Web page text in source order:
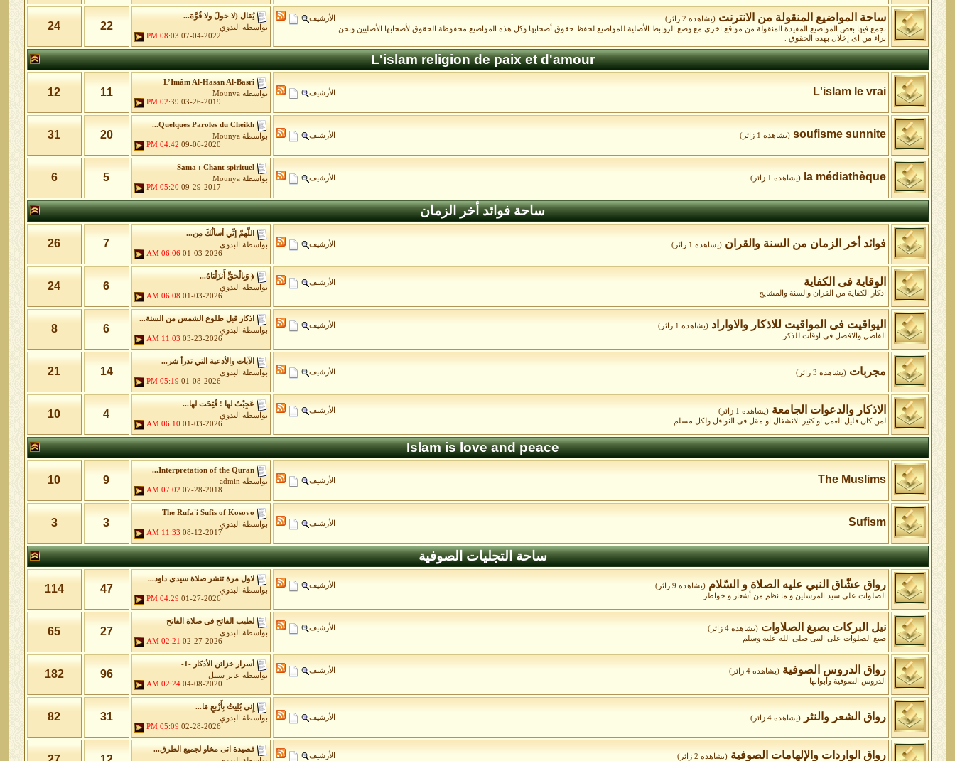
الأرشيف ساحة المواضيع المنقولة من الانترنت (يشاهده 2 زائر)
نجمع فيها بعض المواضيع المفيدة المنقولة من مواقع اخرى مع وضع الروابط الأصلية للمواضيع لحفظ حقوق أصحابها وكل هذه المواضيع محفوظة الحقوق لأصحابها الأصليين ونحن
براء من اى إخلال بهذه الحقوق .
يُقال (لا حَولَ ولا قُوَّة...
بواسطة
البدوي
07-04-2022
08:03 PM
22
24
L'islam religion de paix et d'amour
الأرشيف L'islam le vrai
L’Imâm Al-Hasan Al-Basrî
بواسطة Mounya
03-26-2019
02:39 PM
11
12
الأرشيف soufisme sunnite (يشاهده 1 زائر)
Quelques Paroles du Cheikh...
بواسطة Mounya
09-06-2020
04:42 PM
20
31
الأرشيف la médiathèque (يشاهده 1 زائر)
Sama : Chant spirituel
بواسطة Mounya
09-29-2017
05:20 PM
5
6
ساحة فوائد أخر الزمان
الأرشيف فوائد أخر الزمان من السنة والقران (يشاهده 1 زائر)
اللَّهمَّ إنِّي أسألُكَ مِن...
بواسطة
البدوي
01-03-2026
06:06 AM
7
26
الأرشيف الوقاية فى الكفاية
اذكار الكفاية من القران والسنة والمشايخ
﴿ وَبِالْحَقِّ أَنزَلْنَاهُ...
بواسطة
البدوي
01-03-2026
06:08 AM
6
24
الأرشيف اليواقيت فى المواقيت للاذكار والاواراد (يشاهده 1 زائر)
الفاضل والافضل فى اوقات للذكر
اذكار قبل طلوع الشمس من السنة...
بواسطة
البدوي
03-23-2026
11:03 AM
6
8
الأرشيف مجربات (يشاهده 3 زائر)
الآيات والأدعية التي تدرأ شر...
بواسطة
البدوي
01-08-2026
05:19 PM
14
21
الأرشيف الاذكار والدعوات الجامعة (يشاهده 1 زائر)
لمن كان قليل العمل او كثير الانشغال او مقل فى النوافل ولكل مسلم
عَجِبْتُ لها ! فُتِحَت لها...
بواسطة
البدوي
01-03-2026
06:10 AM
4
10
Islam is love and peace
الأرشيف The Muslims
Interpretation of the Quran...
بواسطة admin
07-28-2018
07:02 AM
9
10
الأرشيف Sufism
The Rufa'i Sufis of Kosovo
بواسطة
البدوي
08-12-2017
11:33 AM
3
3
ساحة التجليات الصوفية
الأرشيف رواق عشّاق النبي عليه الصلاة و السّلام (يشاهده 9 زائر)
الصلوات على سيد المرسلين و ما نظم من أشعار و خواطر
لاول مرة تنشر صلاة سيدى داود...
بواسطة
البدوي
01-27-2026
04:29 PM
47
114
الأرشيف نيل البركات بصيغ الصلاوات (يشاهده 4 زائر)
صيغ الصلوات على النبى صلى الله عليه وسلم
لطيب الفائح فى صلاة الفاتح
بواسطة
البدوي
02-27-2026
02:21 AM
27
65
الأرشيف رواق الدروس الصوفية (يشاهده 4 زائر)
الدروس الصوفية وأبوابها
أسرار خزائن اﻷذكار -1-
بواسطة عابر سبيل
04-08-2020
02:24 AM
96
182
الأرشيف رواق الشعر والنثر (يشاهده 4 زائر)
إِني بُلِيتُ بِأَرْبعٍ مَا...
بواسطة
البدوي
02-28-2026
05:09 PM
31
82
الأرشيف رواق الواردات واﻹلهامات الصوفية (يشاهده 2 زائر)
قصيدة انى مخاو لجميع الطرق...